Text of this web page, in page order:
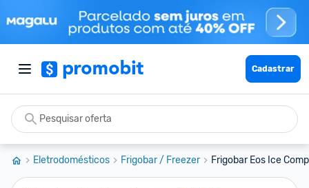
Cadastrar
Eletrodomésticos Frigobar / Freezer Frigobar Eos Ice